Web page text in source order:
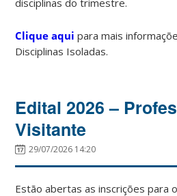
Clique aqui para mais
Disciplinas Isoladas.
Edital 2026 –
Visitante
29/07/2026 14:20
Estão abertas as inscrições para